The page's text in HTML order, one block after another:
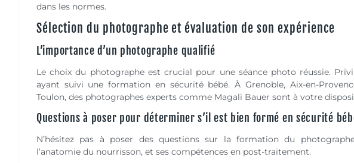
dans les normes.
Sélection du photographe et évaluation de son expérience
L’importance d’un photographe qualifié
Le choix du photographe est crucial pour une séance photo réussie.
ayant suivi une formation en sécurité bébé. À Grenoble, Aix-en-
Toulon, des photographes experts comme Magali Bauer sont à votre
Questions à poser pour déterminer s’il est bien formé en sécurité
N’hésitez pas à poser des questions sur la formation du
l’anatomie du nourrisson, et ses compétences en post-traitement.